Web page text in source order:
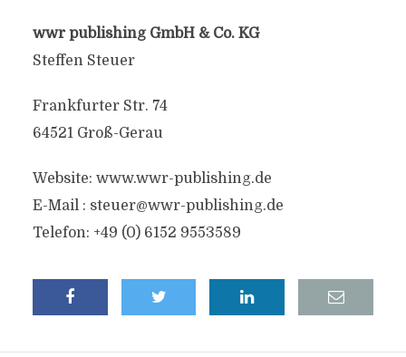
wwr publishing GmbH & Co. KG
Steffen Steuer
Frankfurter Str. 74
64521 Groß-Gerau
Website: www.wwr-publishing.de
E-Mail : steuer@wwr-publishing.de
Telefon: +49 (0) 6152 9553589